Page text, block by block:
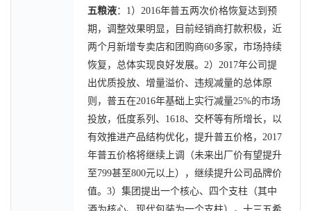
五粮液：1）2016年普五两次价格恢复达到预
期，调整效果明显，目前经销商打款积极，近
两个月新增专卖店和团购商60多家，市场持续
恢复，总体实现良好发展。2）2017年公司提
出优质投放、增量溢价、违规减量的总体原
则，普五在2016年基础上实行减量25%的市场
投放，低度系列、1618、交杯等有所增长，以
有效推进产品结构优化，提升普五价格，2017
年普五价格将继续上调（未来出厂价有望提升
至799甚至800元以上），继续提升公司品牌价
值。3）集团提出一个核心、四个支柱（其中